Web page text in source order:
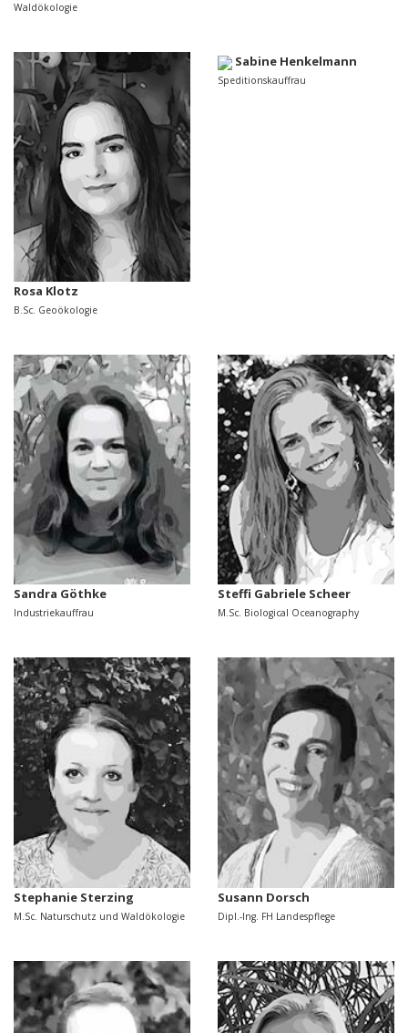
Waldökologie
Rosa Klotz
B.Sc. Geoökologie
Sabine Henkelmann
Speditionskauffrau
Sandra Göthke
Industriekauffrau
Steffi Gabriele Scheer
M.Sc. Biological Oceanography
Stephanie Sterzing
M.Sc. Naturschutz und Waldökologie
Susann Dorsch
Dipl.-Ing. FH Landespflege